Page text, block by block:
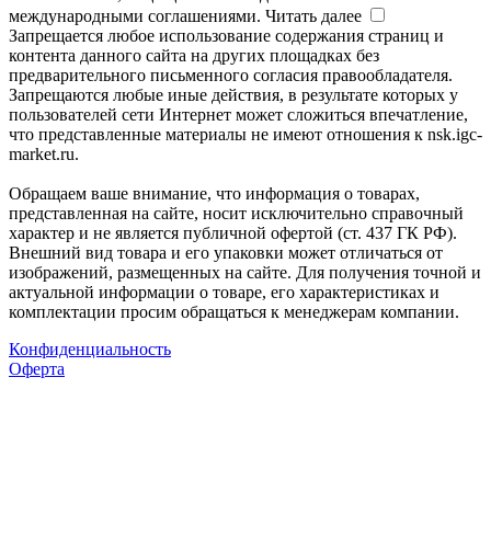
международными соглашениями. Читать далее
Запрещается любое использование содержания страниц и
контента данного сайта на других площадках без
предварительного письменного согласия правообладателя.
Запрещаются любые иные действия, в результате которых у
пользователей сети Интернет может сложиться впечатление,
что представленные материалы не имеют отношения к nsk.igc-
market.ru.
Обращаем ваше внимание, что информация о товарах,
представленная на сайте, носит исключительно справочный
характер и не является публичной офертой (ст. 437 ГК РФ).
Внешний вид товара и его упаковки может отличаться от
изображений, размещенных на сайте. Для получения точной и
актуальной информации о товаре, его характеристиках и
комплектации просим обращаться к менеджерам компании.
Конфиденциальность
Оферта